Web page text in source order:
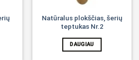
Natūralus plokščias, šerių
teptukas Nr.2
DAUGIAU